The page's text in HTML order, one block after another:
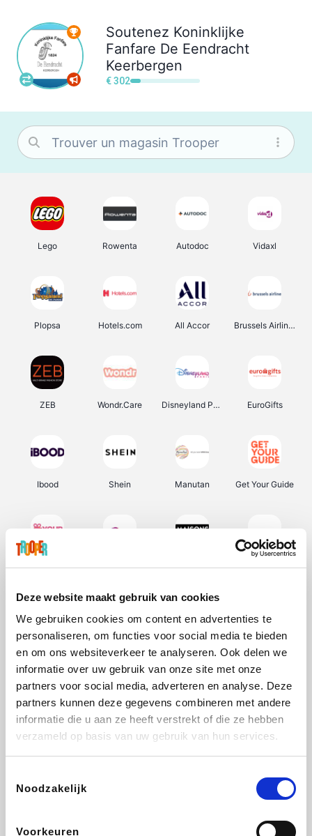
Deze website maakt gebruik van cookies
We gebruiken cookies om content en advertenties te
personaliseren, om functies voor social media te bieden
en om ons websiteverkeer te analyseren. Ook delen we
informatie over uw gebruik van onze site met onze
partners voor social media, adverteren en analyse. Deze
partners kunnen deze gegevens combineren met andere
informatie die u aan ze heeft verstrekt of die ze hebben
verzameld op basis van uw gebruik van hun services.
Noodzakelijk
Voorkeuren
Soutenez Koninklijke
Fanfare De Eendracht
Keerbergen
€ 302
Lego Rowenta Autodoc Vidaxl
Plopsa Hotels.com All Accor Brussels Airlines
ZEB Wondr.Care Disneyland Paris EuroGifts
Ibood Shein Manutan Get Your Guide
Weekendesk Sarenza Schiesser Interhome
Lufthansa